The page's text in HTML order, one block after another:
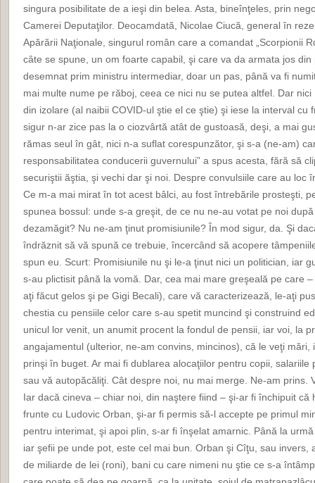
singura posibilitate de a ieşi din belea. Asta, bineînţeles, prin
Camerei Deputaţilor. Deocamdată, Nicolae Ciucă, general în
Apărării Naţionale, singurul român care a comandat „Scorpionii
câte se spune, un om foarte capabil, şi care va da armata jos
desemnat prim ministru intermediar, doar un pas, până va fi
mai multe nume pe răboj, ceea ce nici nu se putea altfel. Dar
din izolare (al naibii COVID-ul ştie el ce ştie) şi iese la interval cu
sigur n-ar zice pas la o ciozvârtă atât de gustoasă, deşi, a mai
rămas seul în gât, nici n-a suflat corespunzător, şi s-a (ne-am)
responsabilitatea conducerii guvernului” a spus acesta, fără să
securiştii ăştia, şi vechi dar şi noi. Despre convulsiile care au loc
Ce m-a mai mirat în tot acest bâlci, au fost întrebările prosteşti,
spunea bossul: unde s-a greşit, de ce nu ne-au votat pe noi
dezamăgit? Nu ne-am ţinut promisiunile? În mod sigur, da. Şi
îndrăznit să vă spună ce trebuie, încercând să acopere
spun eu. Scurt: Promisiunile nu şi le-a ţinut nici un politician, iar
s-au plictisit până la vomă. Dar, cea mai mare greşeală pe care
aţi făcut gelos şi pe Gigi Becali), care vă caracterizează, le-aţi
chestia cu pensiile celor care s-au spetit muncind şi construind
unicul lor venit, un anumit procent la fondul de pensii, iar voi, la
angajamentul (ulterior, ne-am convins, mincinos), că le veţi
prinşi în buget. Ar mai fi dublarea alocaţiilor pentru copii, salariile
sau vă autopăcăliţi. Cât despre noi, nu mai merge. Ne-am prins.
Iar dacă cineva – chiar noi, din naştere fiind – şi-ar fi închipuit că
frunte cu Ludovic Orban, şi-ar fi permis să-l accepte pe primul
pentru interimat, şi apoi plin, s-ar fi înşelat amarnic. Până la
iar şefii pe unde pot, este cel mai bun. Orban şi Cîţu, sau
de miliarde de lei (roni), bani cu care nimeni nu ştie ce s-a